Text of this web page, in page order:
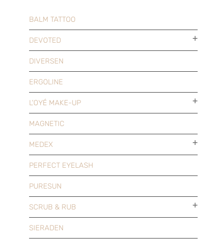
BALM TATTOO
DEVOTED
DIVERSEN
ERGOLINE
L'OYÉ MAKE-UP
MAGNETIC
MEDEX
PERFECT EYELASH
PURESUN
SCRUB & RUB
SIERADEN